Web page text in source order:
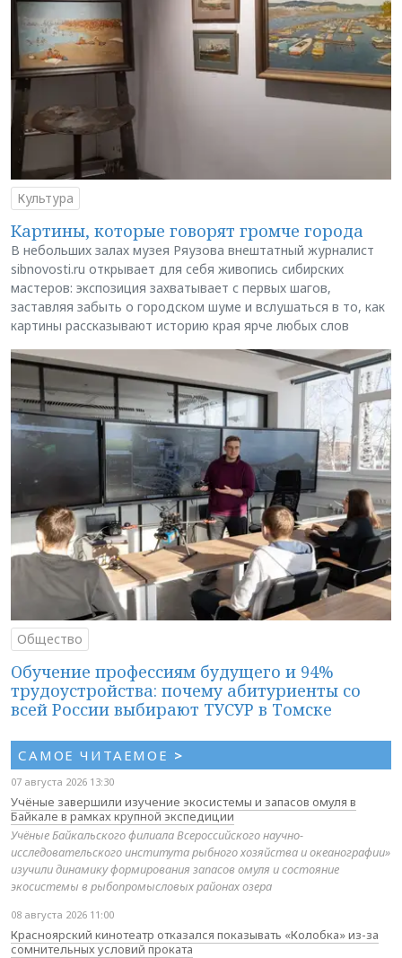
Культура
Картины, которые говорят громче города
В небольших залах музея Ряузова внештатный журналист
sibnovosti.ru открывает для себя живопись сибирских
мастеров: экспозиция захватывает с первых шагов,
заставляя забыть о городском шуме и вслушаться в то, как
картины рассказывают историю края ярче любых слов
Общество
Обучение профессиям будущего и 94%
трудоустройства: почему абитуриенты со
всей России выбирают ТУСУР в Томске
САМОЕ ЧИТАЕМОЕ >
07 августа 2026 13:30
Учёные завершили изучение экосистемы и запасов омуля в
Байкале в рамках крупной экспедиции
Учёные Байкальского филиала Всероссийского научно-
исследовательского института рыбного хозяйства и океанографии»
изучили динамику формирования запасов омуля и состояние
экосистемы в рыбопромысловых районах озера
08 августа 2026 11:00
Красноярский кинотеатр отказался показывать «Колобка» из-за
сомнительных условий проката